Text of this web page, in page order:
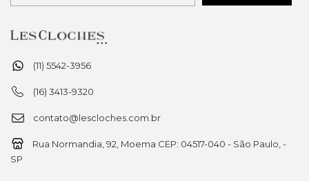
(11) 5542-3956
(16) 3413-9320
contato@lescloches.com.br
Rua Normandia, 92, Moema CEP: 04517-040 - São Paulo, -
SP